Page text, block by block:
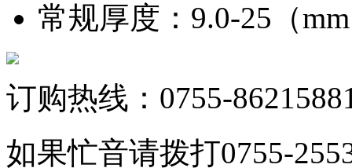
常规厚度 ： 9.0-25（
订购热线：0755-
如果忙音请拨打0755-